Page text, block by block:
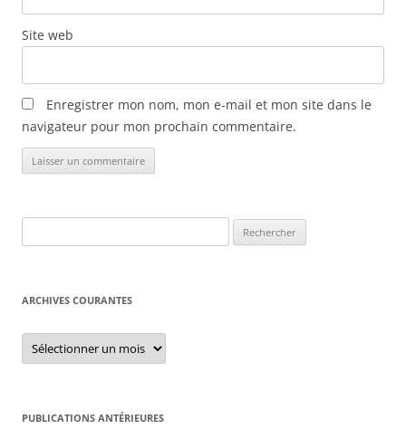
e
s
Site web
Enregistrer mon nom, mon e-mail et mon site dans le
navigateur pour mon prochain commentaire.
ARCHIVES COURANTES
Archives
courantes
PUBLICATIONS ANTÉRIEURES